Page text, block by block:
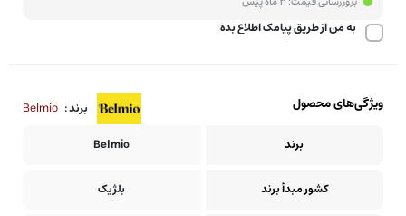
به من از طریق پیامک اطلاع بده
برند : Belmio ویژگی‌های محصول
برند Belmio
کشور مبدأ برند بلژیک